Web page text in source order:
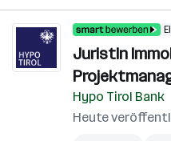
JuristIn
Hypo Tirol Bank
Heute